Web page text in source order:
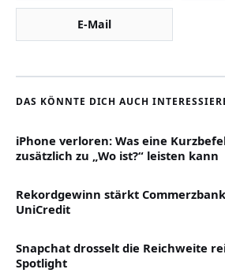
E-Mail
DAS KÖNNTE DICH AUCH
iPhone verloren: Was eine
zusätzlich zu „Wo ist?“ leisten kann
Rekordgewinn stärkt
UniCredit
Snapchat drosselt die Reichweite
Spotlight